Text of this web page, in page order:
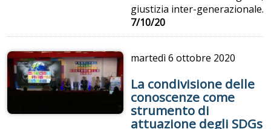
giustizia inter-generazionale.
7/10/20
martedì6 ottobre 2020
La condivisione delle
conoscenze come
strumento di
attuazione degli SDGs